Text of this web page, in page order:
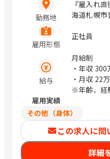
勤務地
『雇入れ直後』 東京都北区田
海道札幌
愛知県名古
福岡市博多区美
城野区】:
丁206-9 兵庫県神戸市兵庫区永沢町3丁
目4-16 広島県広島市西区上天満町1-6
橋市大手町1-5-
市中京区
京都松田ビ
雇用形態
正社員
給与
月給制
・年収 300
・月収 22
※年齢、経
【月収例】
25歳／大卒
月収28万
当）
※条件より
雇用実績
その他（身体）
この求人に問
詳細